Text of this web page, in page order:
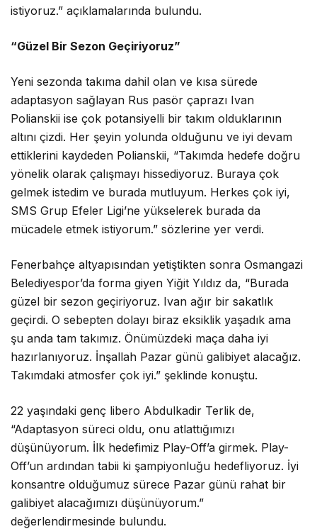
istiyoruz.” açıklamalarında bulundu.
“Güzel Bir Sezon Geçiriyoruz”
Yeni sezonda takıma dahil olan ve kısa sürede
adaptasyon sağlayan Rus pasör çaprazı Ivan
Polianskii ise çok potansiyelli bir takım olduklarının
altını çizdi. Her şeyin yolunda olduğunu ve iyi devam
ettiklerini kaydeden Polianskii, “Takımda hedefe doğru
yönelik olarak çalışmayı hissediyoruz. Buraya çok
gelmek istedim ve burada mutluyum. Herkes çok iyi,
SMS Grup Efeler Ligi’ne yükselerek burada da
mücadele etmek istiyorum.” sözlerine yer verdi.
Fenerbahçe altyapısından yetiştikten sonra Osmangazi
Belediyespor’da forma giyen Yiğit Yıldız da, “Burada
güzel bir sezon geçiriyoruz. Ivan ağır bir sakatlık
geçirdi. O sebepten dolayı biraz eksiklik yaşadık ama
şu anda tam takımız. Önümüzdeki maça daha iyi
hazırlanıyoruz. İnşallah Pazar günü galibiyet alacağız.
Takımdaki atmosfer çok iyi.” şeklinde konuştu.
22 yaşındaki genç libero Abdulkadir Terlik de,
“Adaptasyon süreci oldu, onu atlattığımızı
düşünüyorum. İlk hedefimiz Play-Off’a girmek. Play-
Off’un ardından tabii ki şampiyonluğu hedefliyoruz. İyi
konsantre olduğumuz sürece Pazar günü rahat bir
galibiyet alacağımızı düşünüyorum.”
değerlendirmesinde bulundu.